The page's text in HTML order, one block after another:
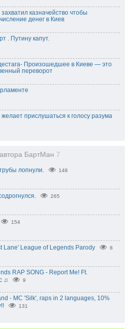
казначейство чтобы
денег в Киев
. Путину капут.
Произошедшее в Киеве — это
переворот
прислушаться к голосу разума
БартМан 7
лопнули. 148
265
154
Lane' League of Legends Parody 8
RAP SONG - Report Me! Ft.
♫
9
- MC 'Silk', raps in 2 languages, 10%
131